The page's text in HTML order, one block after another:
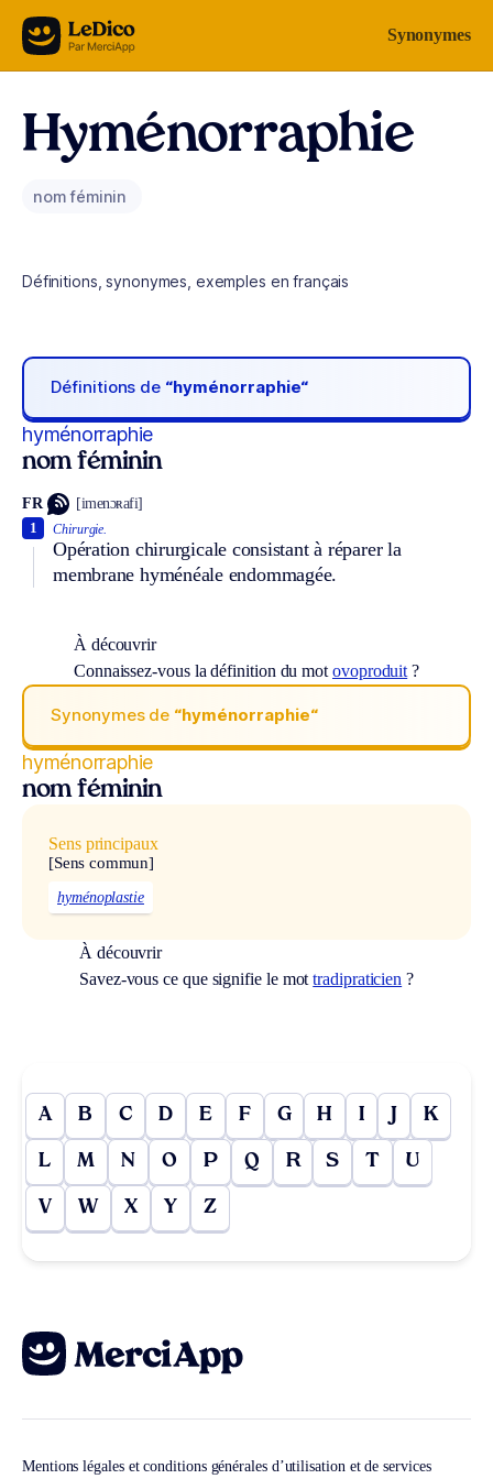
Aller au contenu Synonymes
Hyménorraphie
nom féminin
Définitions, synonymes, exemples en français
Définitions de “hyménorraphie“
hyménorraphie
nom féminin
FR [imenɔʀafi]
Chirurgie.
Opération chirurgicale consistant à réparer la
membrane hyménéale endommagée.
1
À découvrir
Connaissez-vous la définition du mot ovoproduit ?
Synonymes de “hyménorraphie“
hyménorraphie
nom féminin
Sens principaux
[Sens commun]
hyménoplastie
À découvrir
Savez-vous ce que signifie le mottradipraticien ?
A B C D E F G H I J K
L M N O P Q R S T U
V W X Y Z
Mentions légales et conditions générales d’utilisation et de services